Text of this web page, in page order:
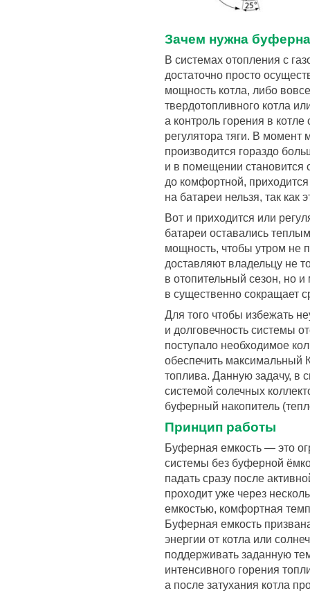
Зачем нужна
В системах отопления с
достаточно просто
мощность котла, либо
твердотопливного котла
а контроль горения в
регулятора тяги. В момент
производится гораздо
и в помещении становится
до комфортной,
на батареи нельзя, так как
Вот и приходится или
батареи оставались
мощность, чтобы утром не
доставляют владельцу не
в отопительный сезон, но и
в существенно сокращает
Для того чтобы избежать
и долговечность системы
поступало необходимое
обеспечить максимальный
топлива. Данную задачу, в
системой солечных
буферный накопитель
Принцип работы
Буферная емкость — это
системы без буферной
падать сразу после
проходит уже через
емкостью, комфортная
Буферная емкость
энергии от котла или
поддерживать заданную
интенсивного горения
а после затухания котла